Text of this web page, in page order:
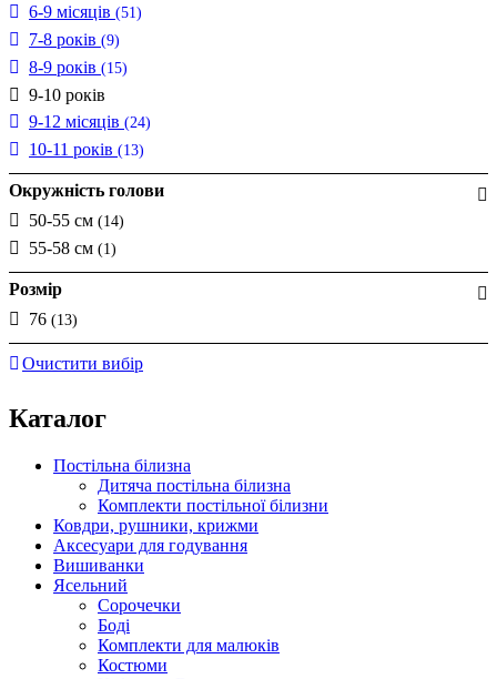
6-9 місяців (51)
7-8 років (9)
8-9 років (15)
9-10 років
9-12 місяців (24)
10-11 років (13)
Окружність голови
50-55 см (14)
55-58 см (1)
Розмір
76 (13)
Очистити вибір
Каталог
Постільна білизна
Дитяча постільна білизна
Комплекти постільної білизни
Ковдри, рушники, крижми
Аксесуари для годування
Вишиванки
Ясельний
Cорочечки
Боді
Комплекти для малюків
Костюми